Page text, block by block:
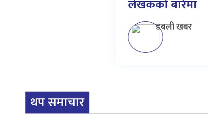
लेखकको बारेमा
डबली खबर
थप समाचार